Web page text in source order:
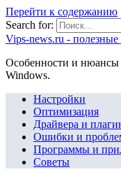
Перейти к содержанию
Search for:
Vips-news.ru -
Особенности и нюансы
Windows.
Настройки
Оптимизация
Драйвера и
Ошибки и
Программы и
Советы